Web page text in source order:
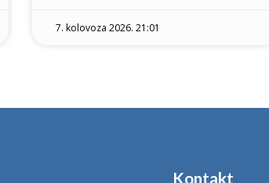
7. kolovoza 2026. 21:01
Kontakt